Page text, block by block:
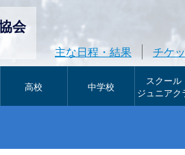
会
主な日程・結果 チケ
高校 中学校
スクール
ジュニアク